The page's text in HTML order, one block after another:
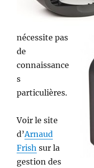
nécessite pas
de
connaissance
s
particulières.
Voir le site
d’Arnaud
Frish sur la
gestion des